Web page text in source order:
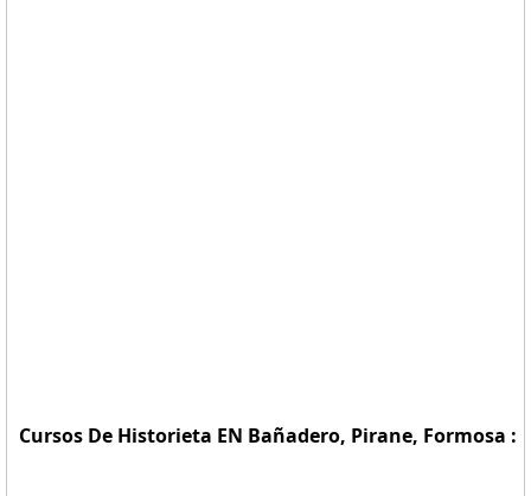
Cursos De Historieta EN Bañadero, Pirane, Formosa :